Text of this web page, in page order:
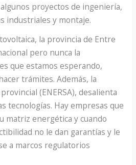
proyectos de ingeniería,
industriales y montaje.
la provincia de Entre
pero nunca la
que estamos esperando,
trámites. Además, la
(ENERSA), desalienta
tecnologías. Hay empresas que
matriz energética y cuando
no le dan garantías y le
a marcos regulatorios